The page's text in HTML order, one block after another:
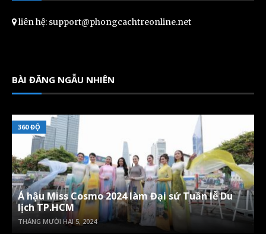
liên hệ: support@phongcachtreonline.net
BÀI ĐĂNG NGẪU NHIÊN
360 ĐỘ
Á hậu Miss Cosmo 2024 làm Đại sứ Tuần lễ Du
lịch TP.HCM
THÁNG MƯỜI HAI 5, 2024